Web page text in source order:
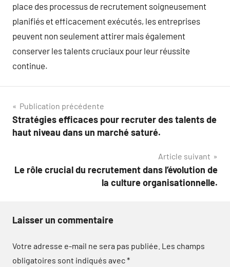
place des processus de recrutement soigneusement
planifiés et efficacement exécutés, les entreprises
peuvent non seulement attirer mais également
conserver les talents cruciaux pour leur réussite
continue.
Navigation
de
Publication précédente
Stratégies efficaces pour recruter des talents de
haut niveau dans un marché saturé.
Article suivant
Le rôle crucial du recrutement dans l’évolution de
la culture organisationnelle.
Laisser un commentaire
Votre adresse e-mail ne sera pas publiée. Les champs
obligatoires sont indiqués avec*